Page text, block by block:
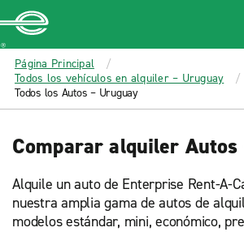
MAIN
CONTENT
Enterprise
Página Principal
Todos los vehículos en alquiler – Uruguay
Todos los Autos – Uruguay
Comparar alquiler Autos
Alquile un auto de Enterprise Rent-A-
nuestra amplia gama de autos de
modelos estándar, mini, económico,